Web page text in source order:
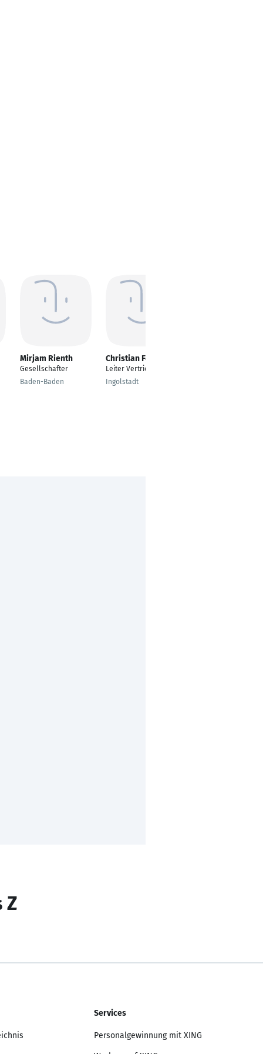
Mirjam Rienth
Gesellschafter
Baden-Baden
Christian Federle
Leiter Vertrieb
Ingolstadt
Z
Services
Personalgewinnung mit XING